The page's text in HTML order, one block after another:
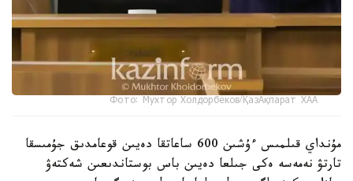
Фото: Мухтор Холдорбеков/ҚазАқпарат ХАА
مۇنداي قىلمىس ءۇشىن 600 ساعاتقا دەيىن قوعامدىق جۇمىسقا
تارتۋ نەمەسە ەكى جىلعا دەيىن باس بوستاندىعىن شەكتەۋ